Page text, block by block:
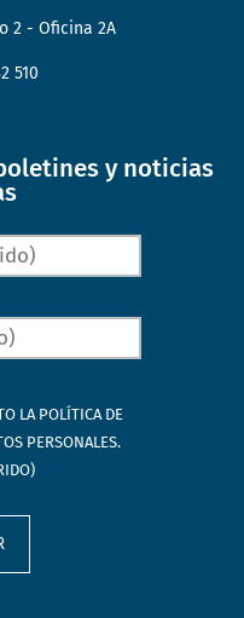
2 - Oficina 2A
510
y noticias
LA POLÍTICA DE
PERSONALES.